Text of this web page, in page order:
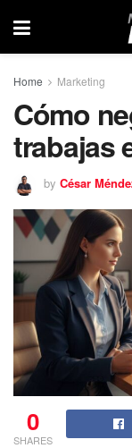
Home Marketing
Cómo
trabajas
by César
0
SHARES